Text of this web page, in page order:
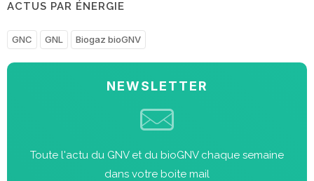
ACTUS PAR ÉNERGIE
GNC GNL Biogaz bioGNV
NEWSLETTER
Toute l'actu du GNV et du bioGNV chaque semaine
dans votre boite mail